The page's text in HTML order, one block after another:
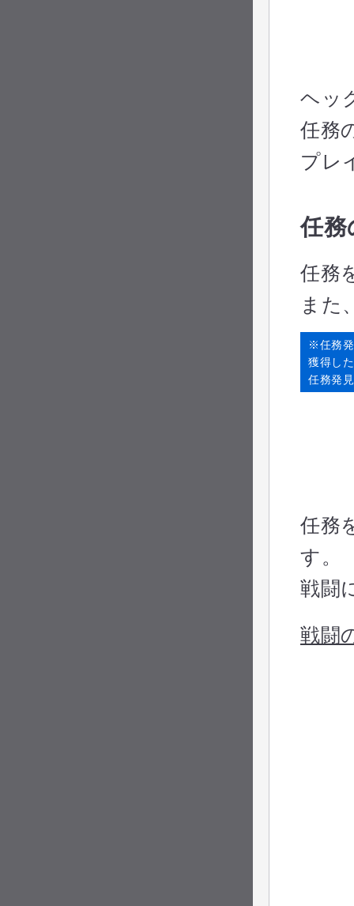
ヘッ
任務
プレ
任務
任務
また
※任務
獲得し
任務発
任務
す。
戦闘
戦闘